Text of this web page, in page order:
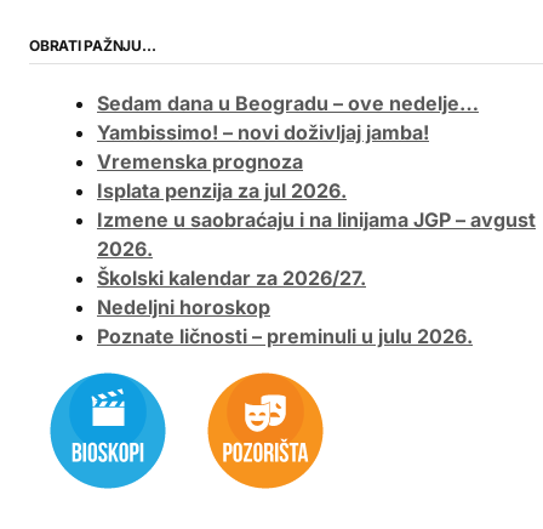
OBRATI PAŽNJU…
Sedam dana u Beogradu – ove nedelje…
Yambissimo! – novi doživljaj jamba!
Vremenska prognoza
Isplata penzija za jul 2026.
Izmene u saobraćaju i na linijama JGP – avgust
2026.
Školski kalendar za 2026/27.
Nedeljni horoskop
Poznate ličnosti – preminuli u julu 2026.